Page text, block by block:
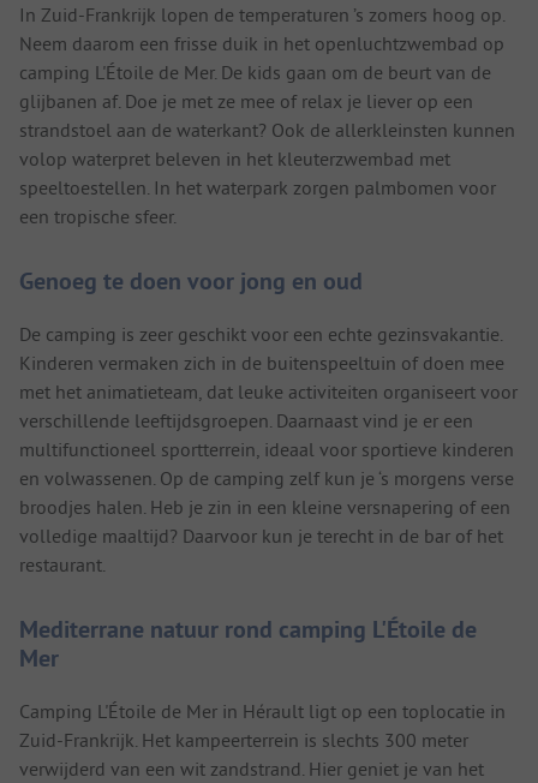
In Zuid-Frankrijk lopen de temperaturen ’s zomers hoog op.
Neem daarom een frisse duik in het openluchtzwembad op
camping L'Étoile de Mer. De kids gaan om de beurt van de
glijbanen af. Doe je met ze mee of relax je liever op een
strandstoel aan de waterkant? Ook de allerkleinsten kunnen
volop waterpret beleven in het kleuterzwembad met
speeltoestellen. In het waterpark zorgen palmbomen voor
een tropische sfeer.
Genoeg te doen voor jong en oud
De camping is zeer geschikt voor een echte gezinsvakantie.
Kinderen vermaken zich in de buitenspeeltuin of doen mee
met het animatieteam, dat leuke activiteiten organiseert voor
verschillende leeftijdsgroepen. Daarnaast vind je er een
multifunctioneel sportterrein, ideaal voor sportieve kinderen
en volwassenen. Op de camping zelf kun je ‘s morgens verse
broodjes halen. Heb je zin in een kleine versnapering of een
volledige maaltijd? Daarvoor kun je terecht in de bar of het
restaurant.
Mediterrane natuur rond camping L'Étoile de
Mer
Camping L'Étoile de Mer in Hérault ligt op een toplocatie in
Zuid-Frankrijk. Het kampeerterrein is slechts 300 meter
verwijderd van een wit zandstrand. Hier geniet je van het